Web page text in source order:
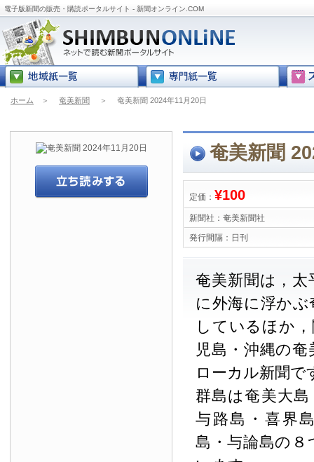
電子版新聞の販売・購読ポータルサイト - 新聞オンライン.COM
ホーム ＞ 奄美新聞 ＞ 奄美新聞 2024年11月20日
奄美新聞
定価： ¥100
新聞社： 奄美新聞社
発行間隔： 日刊
奄美新聞は，
に外海に浮か
しているほか
児島・沖縄の
ローカル新聞で
群島は奄美大
与路島・喜界
島・与論島の